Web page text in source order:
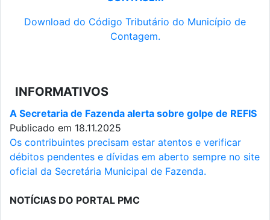
Download do Código Tributário do Município de
Contagem.
INFORMATIVOS
A Secretaria de Fazenda alerta sobre golpe de REFIS
Publicado em 18.11.2025
Os contribuintes precisam estar atentos e verificar
débitos pendentes e dívidas em aberto sempre no site
oficial da Secretária Municipal de Fazenda.
NOTÍCIAS DO PORTAL PMC